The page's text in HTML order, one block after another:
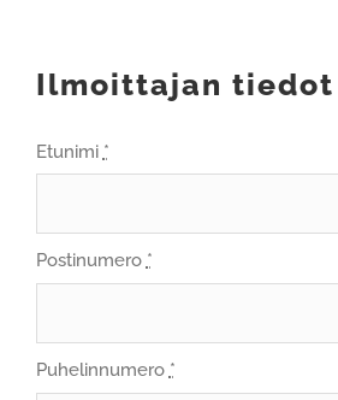
Ilmoittajan tiedot
Etunimi *
Postinumero *
Puhelinnumero *